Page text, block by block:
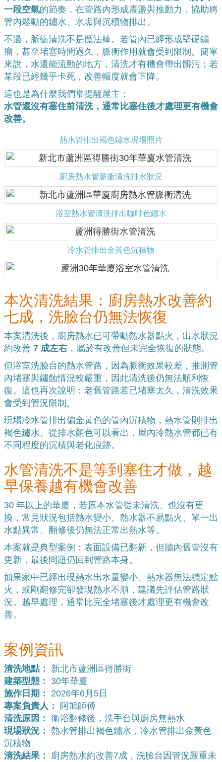
一段空氣的節奏，在管路內形成震盪與推動力，協助將
管內鬆動的鏽水、水垢與沉積物排出。
不過，脈衝清洗不是魔法棒。若管內已經形成堅硬鏽
瘤，甚至堵塞時間過久，脈衝作用就會受到限制。簡單
來說，水還能流動的地方，清洗才有機會帶出髒污；若
某段已經幾乎卡死，改善幅度就會下降。
這也是為什麼我們常提醒屋主：
水管還沒有塞住前清洗，通常比塞住後才處理更有機會
改善。
熱水管排出褐色鏽水現場照片
廚房熱水管脈衝清洗排水狀況
浴室熱水管清洗排出咖啡色鏽水
冷水管排出金黃色沉積物
本次清洗結果：廚房熱水改善約
七成，洗臉台仍無法恢復
本案清洗後，廚房熱水已可帶動熱水器點火，出水狀況
約改善 7 成左右 ，屬於有改善但未完全恢復的狀態。
但浴室洗臉台的熱水管路，因為脈衝效果較差，推測管
內堵塞與鏽蝕情況較嚴重，因此清洗後仍無法順利恢
復。這也再次說明：老舊管路若已堵塞太久，清洗效果
會受到管況限制。
現場冷水管排出偏金黃色的管內沉積物，熱水管則排出
褐色鏽水。從排水顏色可以看出，屋內冷熱水管都已有
不同程度的沉積與老化痕跡。
水管清洗不是等到塞住才做，越
早保養越有機會改善
30 年以上的華廈，若原本水管從未清洗、也沒有更
換，常見狀況包括熱水變小、熱水器不易點火、單一出
水點異常、翻修後仍無法正常出熱水等。
本案就是典型案例：表面設備已翻新，但牆內舊管沒有
更新，最後問題仍回到管路本身。
如果家中已經出現熱水出水量變小、熱水器無法穩定點
火，或剛翻修完卻發現熱水不順，建議先評估管路狀
況。越早處理，通常比完全堵塞後才處理更有機會改
善。
案例資訊
清洗地點：
新北市蘆洲區得勝街
建築型態：
30年華廈
施作日期：
2026年6月5日
專案負責人：
阿旭師傅
清洗原因： 衛浴翻修後，洗手台與廚房無熱水
現場狀況： 熱水管排出褐色鏽水，冷水管排出金黃色
沉積物
清洗結果：
廚房熱水約改善7成，洗臉台因管況嚴重未